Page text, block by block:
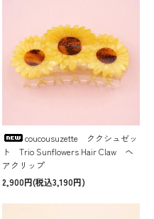
coucousuzette ククシュゼッ
ト Trio Sunflowers Hair Claw ヘ
アクリップ
2,900円(税込3,190円)